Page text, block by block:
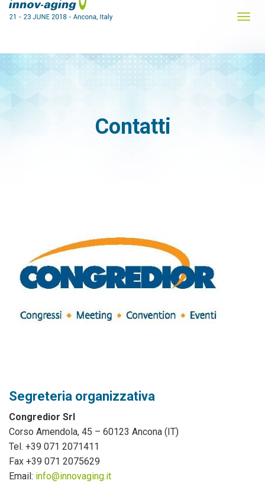
Contatti
Segreteria organizzativa
Congredior Srl
Corso Amendola, 45 – 60123 Ancona (IT)
Tel. +39 071 2071411
Fax +39 071 2075629
Email: info@innovaging.it